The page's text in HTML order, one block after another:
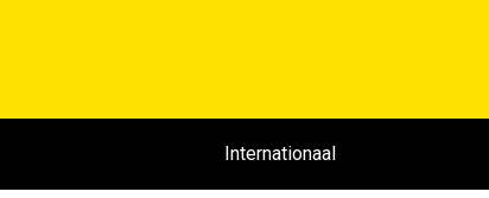
Internationaal